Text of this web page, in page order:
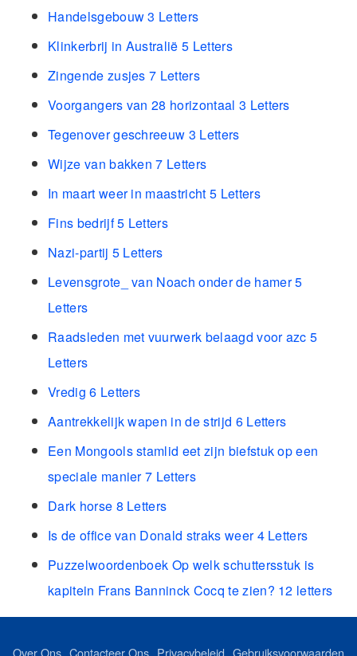
Handelsgebouw 3 Letters
Klinkerbrij in Australië 5 Letters
Zingende zusjes 7 Letters
Voorgangers van 28 horizontaal 3 Letters
Tegenover geschreeuw 3 Letters
Wijze van bakken 7 Letters
In maart weer in maastricht 5 Letters
Fins bedrijf 5 Letters
Nazi-partij 5 Letters
Levensgrote_ van Noach onder de hamer 5
Letters
Raadsleden met vuurwerk belaagd voor azc 5
Letters
Vredig 6 Letters
Aantrekkelijk wapen in de strijd 6 Letters
Een Mongools stamlid eet zijn biefstuk op een
speciale manier 7 Letters
Dark horse 8 Letters
Is de office van Donald straks weer 4 Letters
Puzzelwoordenboek Op welk schuttersstuk is
kapitein Frans Banninck Cocq te zien? 12 letters
Over Ons Contacteer Ons Privacybeleid Gebruiksvoorwaarden